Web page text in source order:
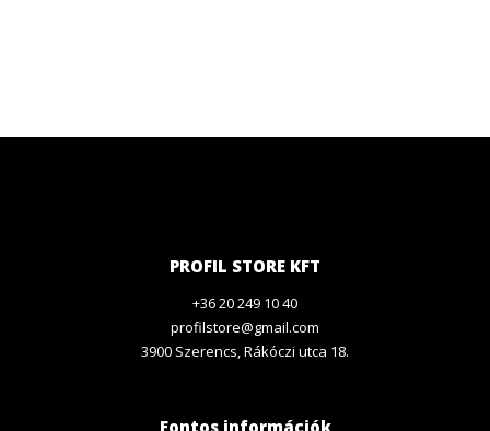
PROFIL STORE KFT
+36 20 249 10 40
profilstore@gmail.com
3900 Szerencs, Rákóczi utca 18.